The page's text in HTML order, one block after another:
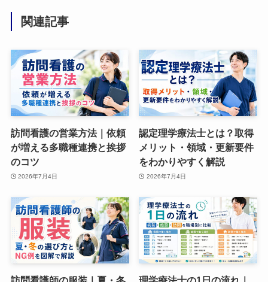
関連記事
訪問看護の営業方法｜依頼
が増える多職種連携と挨拶
のコツ
2026年7月4日
認定理学療法士とは？取得
メリット・領域・更新要件
をわかりやすく解説
2026年7月4日